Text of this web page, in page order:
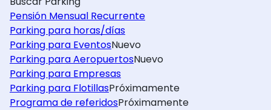
Pensión Mensual Recurrente
Parking para horas/días
Parking para EventosNuevo
Parking para AeropuertosNuevo
Parking para Empresas
Parking para FlotillasPróximamente
Programa de referidosPróximamente